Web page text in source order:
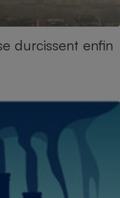
durcissent enfin